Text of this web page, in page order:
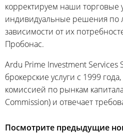
корректируем наши торговые
индивидуальные решения по
зависимости от их
Пробонас.
Ardu Prime Investment Services
брокерские услуги с 1999
комиссией по рынкам
Commission) и отвечает
Посмотрите предыдущие